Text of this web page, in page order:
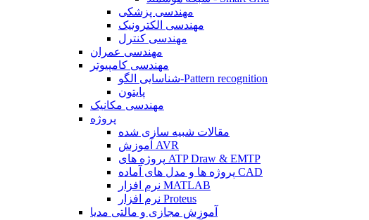
مهندسی پزشکی
مهندسی الکترونیک
مهندسی کنترل
مهندسی عمران
مهندسی کامپیوتر
شناسایی الگو-Pattern recognition
پایتون
مهندسی مکانیک
پروژه
مقالات شبیه سازی شده
آموزش AVR
پروژه های ATP Draw & EMTP
پروژه ها و مدل های آماده CAD
نرم افزار MATLAB
نرم افزار Proteus
آموزش مجازی و مالتی مدیا